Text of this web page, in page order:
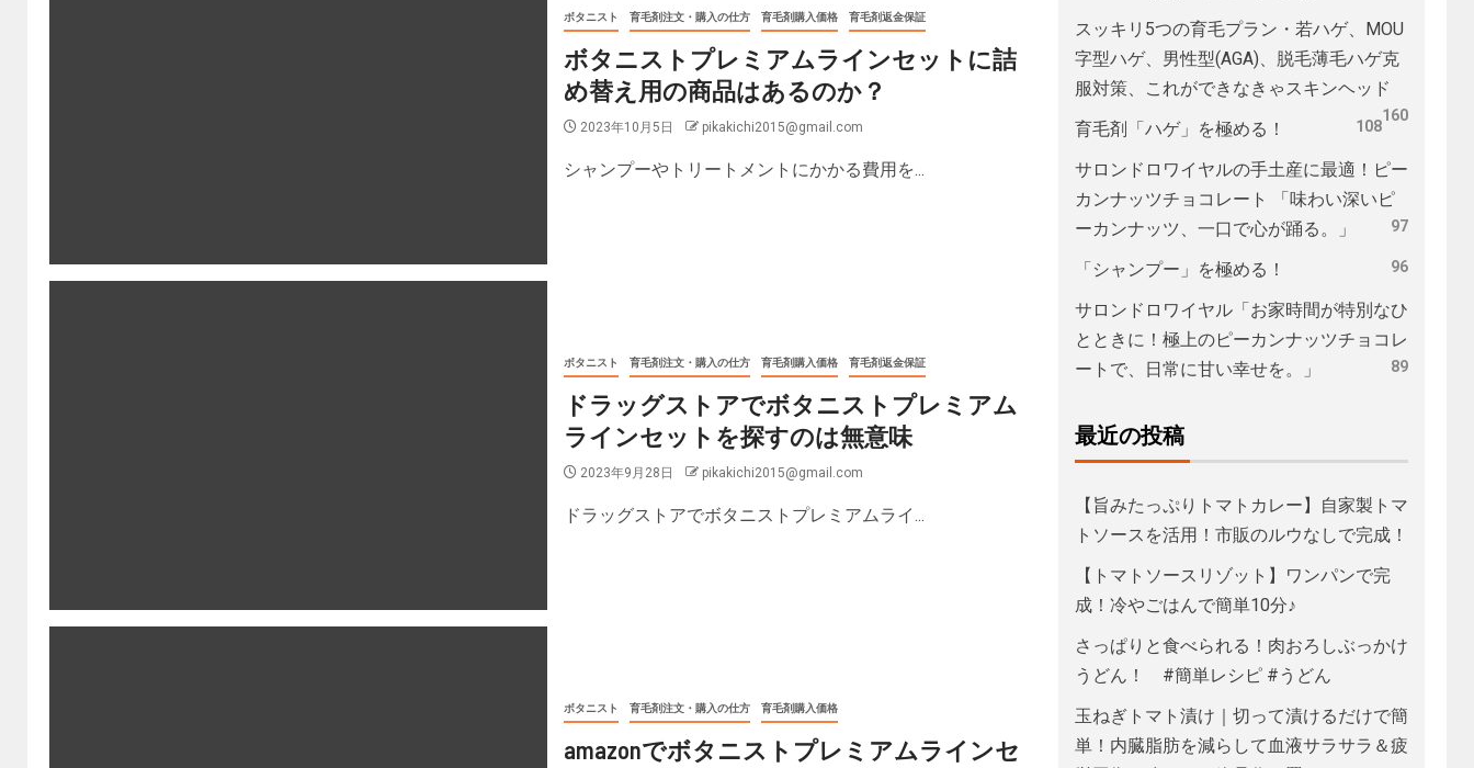
ボタニスト 育毛剤注文・購入の仕方 育毛剤購入価格 育毛剤返金保証
ボタニストプレミアムラインセットに詰
め替え用の商品はあるのか？
2023年10月5日 pikakichi2015@gmail.com
シャンプーやトリートメントにかかる費用を...
ボタニスト 育毛剤注文・購入の仕方 育毛剤購入価格 育毛剤返金保証
ドラッグストアでボタニストプレミアム
ラインセットを探すのは無意味
2023年9月28日 pikakichi2015@gmail.com
ドラッグストアでボタニストプレミアムライ...
ボタニスト 育毛剤注文・購入の仕方 育毛剤購入価格
amazonでボタニストプレミアムラインセ
スッキリ5つの育毛プラン・若ハゲ、MOU
字型ハゲ、男性型(AGA)、脱毛薄毛ハゲ克
服対策、これができなきゃスキンヘッド
160
育毛剤「ハゲ」を極める！ 108
サロンドロワイヤルの手土産に最適！ピー
カンナッツチョコレート 「味わい深いピ
ーカンナッツ、一口で心が踊る。」
97
「シャンプー」を極める！ 96
サロンドロワイヤル「お家時間が特別なひ
とときに！極上のピーカンナッツチョコレ
ートで、日常に甘い幸せを。」
89
最近の投稿
【旨みたっぷりトマトカレー】自家製トマ
トソースを活用！市販のルウなしで完成！
【トマトソースリゾット】ワンパンで完
成！冷やごはんで簡単10分♪
さっぱりと食べられる！肉おろしぶっかけ
うどん！ #簡単レシピ #うどん
玉ねぎトマト漬け｜切って漬けるだけで簡
単！内臓脂肪を減らして血液サラサラ＆疲